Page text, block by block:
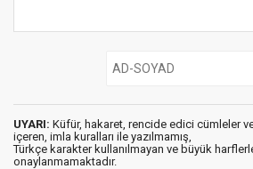
UYARI: Küfür, hakaret, rencide edici cümleler
içeren, imla kuralları ile yazılmamış,
Türkçe karakter kullanılmayan ve büyük
onaylanmamaktadır.